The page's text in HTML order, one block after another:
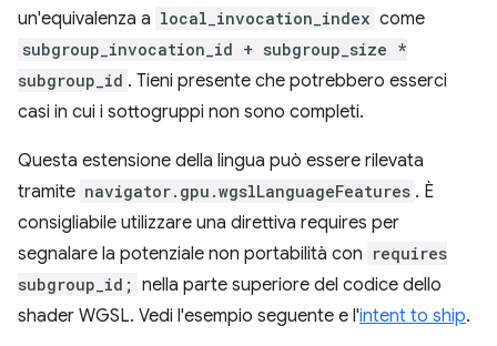
un'equivalenza a local_invocation_index come
subgroup_invocation_id + subgroup_size *
subgroup_id . Tieni presente che potrebbero esserci
casi in cui i sottogruppi non sono completi.
Questa estensione della lingua può essere rilevata
tramite navigator.gpu.wgslLanguageFeatures . È
consigliabile utilizzare una direttiva requires per
segnalare la potenziale non portabilità con requires
subgroup_id; nella parte superiore del codice dello
shader WGSL. Vedi l'esempio seguente e l'intent to ship.